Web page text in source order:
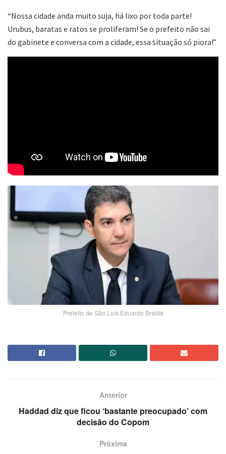
“Nossa cidade anda muito suja, há lixo por toda parte!
Urubus, baratas e ratos se proliferam! Se o prefeito não sai
do gabinete e conversa com a cidade, essa situação só piora!”
Prefeito de São Luís Eduardo Braide
Anterior
Haddad diz que ficou ‘bastante preocupado’ com
decisão do Copom
Próxima